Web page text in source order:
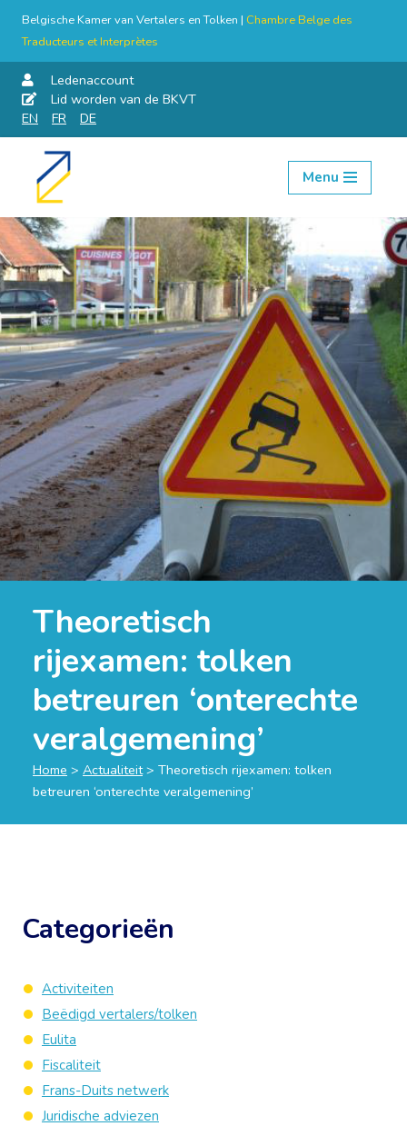
Belgische Kamer van Vertalers en Tolken | Chambre Belge des
Traducteurs et Interprètes
Ledenaccount
Lid worden van de BKVT
EN
FR DE
Skip
content
Menu
Theoretisch
rijexamen: tolken
betreuren ‘onterechte
veralgemening’
Home > Actualiteit> Theoretisch rijexamen: tolken
betreuren ‘onterechte veralgemening’
Categorieën
Activiteiten
Beëdigd vertalers/tolken
Eulita
Fiscaliteit
Frans-Duits netwerk
Juridische adviezen